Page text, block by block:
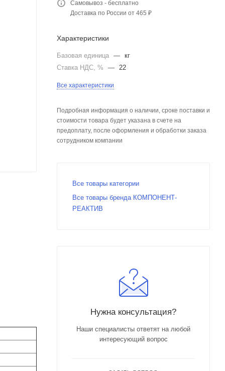
Самовывоз - бесплатно
Доставка по России от 465 ₽
Характеристики
Базовая единица — кг
Ставка НДС, %
— 22
Все характеристики
Подробная информация о наличии, сроке поставки и
стоимости товара будет указана в счете на
предоплату, после оформления и обработки заказа
сотрудником компании
Все товары категории
Все товары бренда КОМПОНЕНТ-
РЕАКТИВ
Нужна консультация?
Наши специалисты ответят на любой
интересующий вопрос